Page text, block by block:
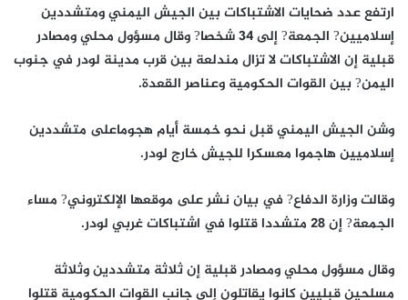
ارتفع عدد ضحايات الاشتباكات بين الجيش اليمني ومتشددين
إسلاميين? الجمعة? إلى 34 شخصا? وقال مسؤول محلي ومصادر
قبلية إن الاشتباكات لا تزال مندلعة بين قرب مدينة لودر في جنوب
اليمن? بين القوات الحكومية وعناصر القعدة.
وشن الجيش اليمني قبل نحو خمسة أيام هجوماعلى متشددين
إسلاميين هاجموا معسكرا للجيش خارج لودر.
وقالت وزارة الدفاع? في بيان نشر على موقعها الإلكتروني? مساء
الجمعة? إن 28 متشددا قتلوا في اشتباكات غربي لودر.
وقال مسؤول محلي ومصادر قبلية إن ثلاثة متشددين وثلاثة
مسلحين قبليين كانوا يقاتلون إلى جانب القوات الحكومية قتلوا